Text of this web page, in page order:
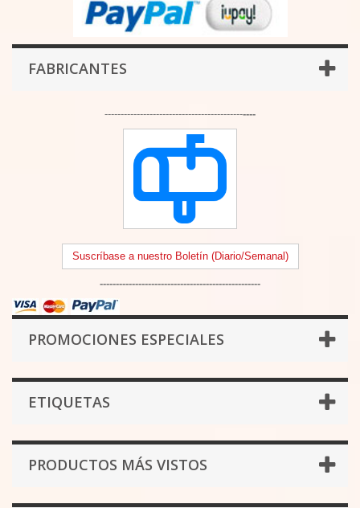
FABRICANTES
-----------------------------------------------
Suscríbase a nuestro Boletín (Diario/Semanal)
--------------------------------------------------
PROMOCIONES ESPECIALES
ETIQUETAS
PRODUCTOS MÁS VISTOS